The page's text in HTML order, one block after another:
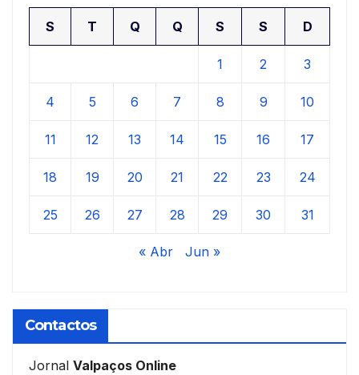
S T Q Q S S D
1 2 3
4 5 6 7 8 9 10
11 12 13 14 15 16 17
18 19 20 21 22 23 24
25 26 27 28 29 30 31
« Abr Jun »
Contactos
Jornal Valpaços Online